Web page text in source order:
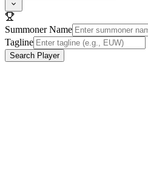
Summoner Name
Tagline
Search Player